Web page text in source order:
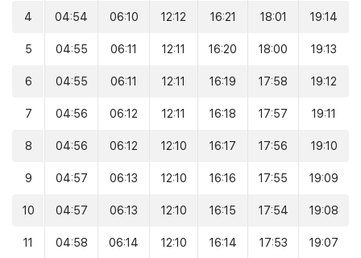
4 04:54 06:10 12:12 16:21 18:01 19:14
5 04:55 06:11 12:11 16:20 18:00 19:13
6 04:55 06:11 12:11 16:19 17:58 19:12
7 04:56 06:12 12:11 16:18 17:57 19:11
8 04:56 06:12 12:10 16:17 17:56 19:10
9 04:57 06:13 12:10 16:16 17:55 19:09
10 04:57 06:13 12:10 16:15 17:54 19:08
11 04:58 06:14 12:10 16:14 17:53 19:07